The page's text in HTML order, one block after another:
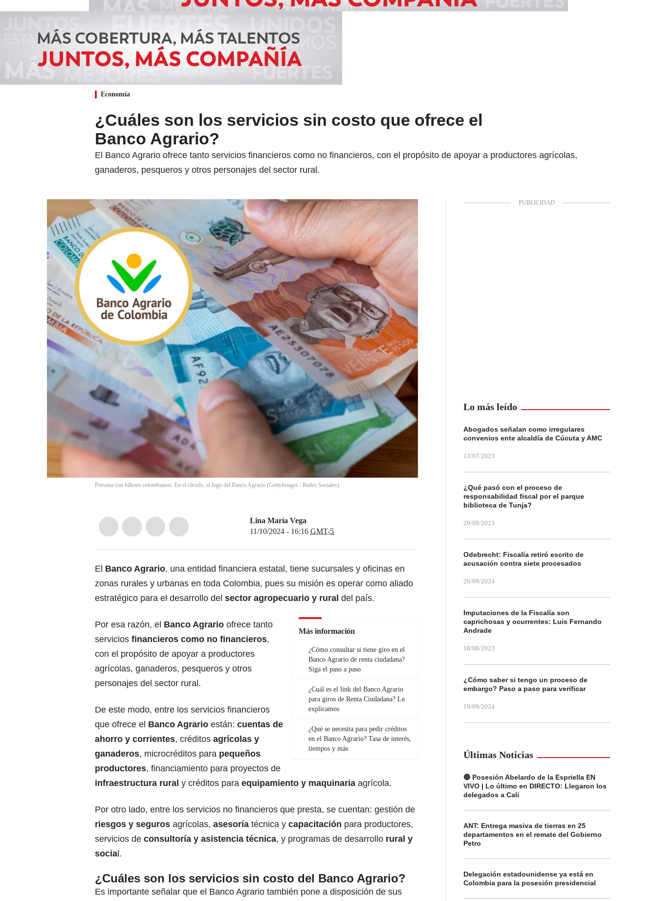
Economía
¿Cuáles son los servicios sin costo que ofrece el
Banco Agrario?
El Banco Agrario ofrece tanto servicios financieros como no financieros, con el propósito de apoyar a productores agrícolas,
ganaderos, pesqueros y otros personajes del sector rural.
Persona con billetes colombianos. En el círculo, el logo del Banco Agrario (GettyImages / Redes Sociales)
Lina María Vega
11/10/2024 - 16:16 GMT-5
El Banco Agrario, una entidad financiera estatal, tiene sucursales y oficinas en
zonas rurales y urbanas en toda Colombia, pues su misión es operar como aliado
estratégico para el desarrollo del sector agropecuario y rural del país.
Más información
¿Cómo consultar si tiene giro en el
Banco Agrario de renta ciudadana?
Siga el paso a paso
¿Cuál es el link del Banco Agrario
para giros de Renta Ciudadana? Le
explicamos
¿Qué se necesita para pedir créditos
en el Banco Agrario? Tasa de interés,
tiempos y más
Por esa razón, el Banco Agrario ofrece tanto
servicios financieros como no financieros,
con el propósito de apoyar a productores
agrícolas, ganaderos, pesqueros y otros
personajes del sector rural.
De este modo, entre los servicios financieros
que ofrece el Banco Agrario están: cuentas de
ahorro y corrientes, créditos agrícolas y
ganaderos, microcréditos para pequeños
productores, financiamiento para proyectos de
infraestructura rural y créditos para equipamiento y maquinaria agrícola.
Por otro lado, entre los servicios no financieros que presta, se cuentan: gestión de
riesgos y seguros agrícolas, asesoría técnica y capacitación para productores,
servicios de consultoría y asistencia técnica, y programas de desarrollo rural y
socia l.
¿Cuáles son los servicios sin costo del Banco Agrario?
Es importante señalar que el Banco Agrario también pone a disposición de sus
Lo más leído
Abogados señalan como irregulares
convenios ente alcaldía de Cúcuta y AMC
13/07/2023
¿Qué pasó con el proceso de
responsabilidad fiscal por el parque
biblioteca de Tunja?
29/08/2023
Odebrecht: Fiscalía retiró escrito de
acusación contra siete procesados
26/09/2024
Imputaciones de la Fiscalía son
caprichosas y ocurrentes: Luis Fernando
Andrade
18/08/2023
¿Cómo saber si tengo un proceso de
embargo? Paso a paso para verificar
19/09/2024
Últimas Noticias
🔴 Posesión Abelardo de la Espriella EN
VIVO | Lo último en DIRECTO: Llegaron los
delegados a Cali
ANT: Entrega masiva de tierras en 25
departamentos en el remate del Gobierno
Petro
Delegación estadounidense ya está en
Colombia para la posesión presidencial